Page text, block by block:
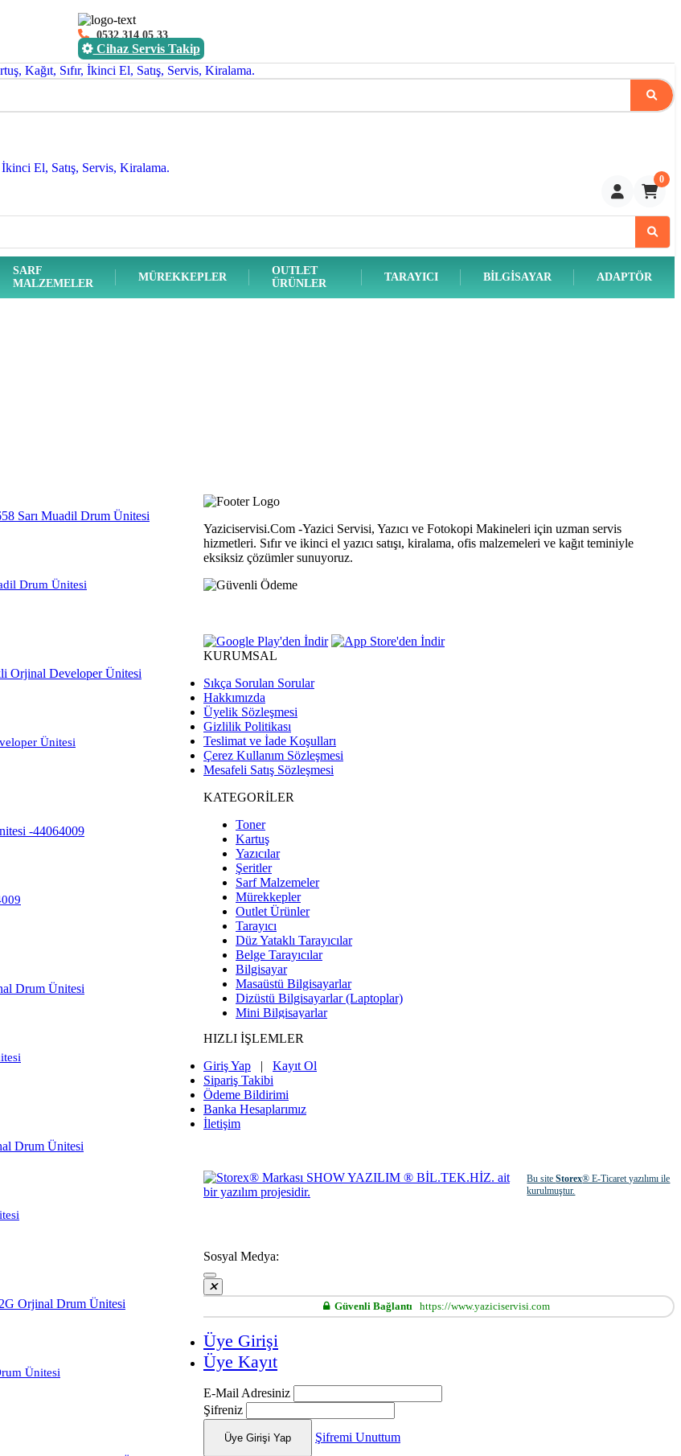
0532 314 05 33
Cihaz Servis Takip
0
SARF
MALZEMELER
MÜREKKEPLER
OUTLET
ÜRÜNLER
TARAYICI BILGISAYAR ADAPTÖR
Drum Ünitesi
Ünitesi
Ünitesi
Yaziciservisi.Com -Yazici Servisi, Yazıcı ve Fotokopi Makineleri için uzman servis
hizmetleri. Sıfır ve ikinci el yazıcı satışı, kiralama, ofis malzemeleri ve kağıt teminiyle
eksiksiz çözümler sunuyoruz.
KURUMSAL
Sıkça Sorulan Sorular
Hakkımızda
Üyelik Sözleşmesi
Gizlilik Politikası
Teslimat ve İade Koşulları
Çerez Kullanım Sözleşmesi
Mesafeli Satış Sözleşmesi
KATEGORİLER
Toner
Kartuş
Yazıcılar
Şeritler
Sarf Malzemeler
Mürekkepler
Outlet Ürünler
Tarayıcı
Düz Yataklı Tarayıcılar
Belge Tarayıcılar
Bilgisayar
Masaüstü Bilgisayarlar
Dizüstü Bilgisayarlar (Laptoplar)
Mini Bilgisayarlar
Apple
Dell
Acer
HIZLI İŞLEMLER
Giriş Yap | Kayıt Ol
Sipariş Takibi
Ödeme Bildirimi
Banka Hesaplarımız
İletişim
Bu siteStorex® E-Ticaret yazılımı ile
kurulmuştur.
Sosyal Medya:
Güvenli Bağlantı https://www.yaziciservisi.com
Üye Girişi
Üye Kayıt
E-Mail Adresiniz
Şifreniz
Üye Girişi Yap
Şifremi Unuttum